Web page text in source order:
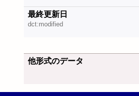
最終更新日
dct:modified
他形式のデータ